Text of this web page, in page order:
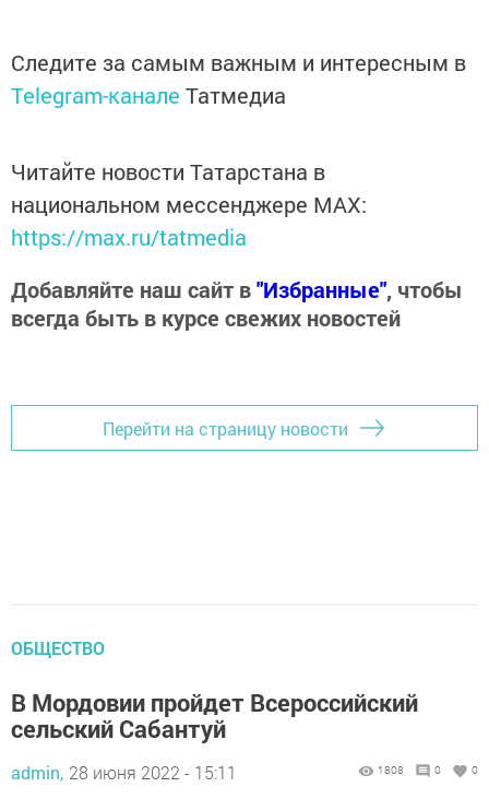
Следите за самым важным и интересным в
Telegram-канале Татмедиа
Читайте новости Татарстана в
национальном мессенджере MАХ:
https://max.ru/tatmedia
Добавляйте наш сайт в"Избранные", чтобы
всегда быть в курсе свежих новостей
Перейти на страницу новости
ОБЩЕСТВО
В Мордовии пройдет Всероссийский
сельский Сабантуй
admin, 28 июня 2022 - 15:11 1808 0 0